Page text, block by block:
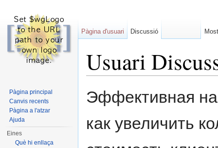
Usuari
Эффективная
как увеличить
Pàgina d'usuari Discussió
Pàgina principal
Canvis recents
Pàgina a l'atzar
Ajuda
Eines
Què hi enllaça